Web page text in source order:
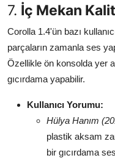
7. İç Mekan
Corolla 1.4'ün bazı
parçaların zamanla ses
Özellikle ön konsolda yer
gıcırdama yapabilir.
Kullanıcı Yorumu:
Hülya Hanım
plastik aksam
bir gıcırdama